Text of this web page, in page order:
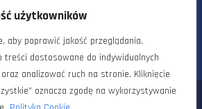
użytkowników
aby poprawić jakość przeglądania,
treści dostosowane do indywidualnych
analizować ruch na stronie. Kliknięcie
oznacza zgodę na wykorzystywanie
zgoda może być odwołana w każdym
Gospodarcze Staworzyński. Wszelkie